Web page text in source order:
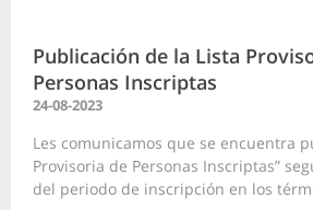
Publicación de la Lista
Personas Inscriptas
24-08-2023
Les comunicamos que se encuentra
Provisoria de Personas Inscriptas”
del periodo de inscripción en los